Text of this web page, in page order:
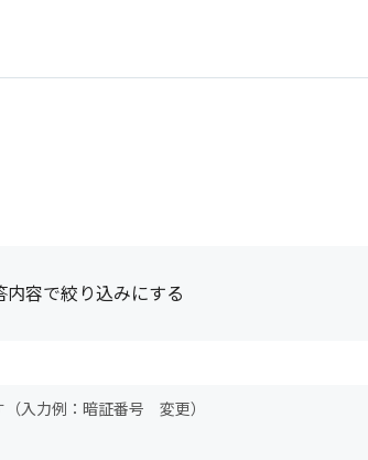
内容で絞り込みにする
入力例：暗証番号 変更）